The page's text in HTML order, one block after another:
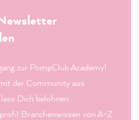
zur PompClub Academy!
der Community aus.
Dich belohnen.
Branchenwissen von A-Z.